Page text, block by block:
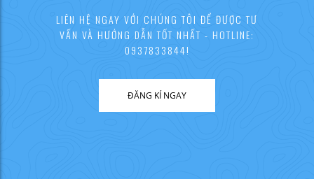
LIÊN HỆ NGAY VỚI CHÚNG TÔI ĐỂ ĐƯỢC TƯ
VẤN VÀ HƯỚNG DẪN TỐT NHẤT - HOTLINE:
0937833844!
ĐĂNG KÍ NGAY